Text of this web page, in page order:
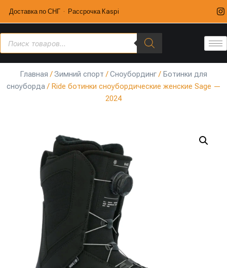
Доставка по СНГ · Рассрочка Kaspi
Главная /Зимний спорт /Сноубординг/ Ботинки для
сноуборда/ Ride ботинки сноубордические женские Sage —
2024